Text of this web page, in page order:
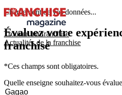
Trouver ma franchise
Actualités de la franchise
Chargement de vos données...
Évaluez votre
franchisé
*Ces champs sont obligatoires.
Quelle enseigne souhaitez-vous